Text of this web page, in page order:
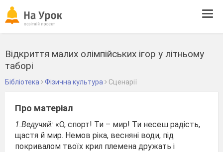
Відкриття малих олімпійських ігор у літньому
таборі
Бібліотека Фізична культура Сценарії
Про матеріал
1.Ведучий: «О, спорт! Ти – мир! Ти несеш радість,
щастя й мир. Немов ріка, весняні води, під
покривалом твоїх крил племена дружать і